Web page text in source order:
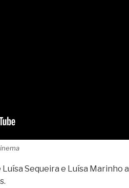
Luísa Sequeira e Luísa Marinho a